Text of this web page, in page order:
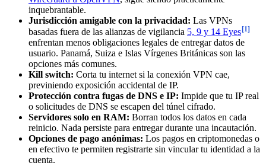
inquebrantable.
Jurisdicción amigable con la privacidad: Las VPNs
basadas fuera de las alianzas de vigilancia 5, 9 y 14 Eyes [1]
enfrentan menos obligaciones legales de entregar datos de
usuario. Panamá, Suiza e Islas Vírgenes Británicas son las
opciones más comunes.
Kill switch: Corta tu internet si la conexión VPN cae,
previniendo exposición accidental de IP.
Protección contra fugas de DNS e IP: Impide que tu IP real
o solicitudes de DNS se escapen del túnel cifrado.
Servidores solo en RAM: Borran todos los datos en cada
reinicio. Nada persiste para entregar durante una incautación.
Opciones de pago anónimas: Los pagos en criptomonedas o
en efectivo te permiten registrarte sin vincular tu identidad a la
cuenta.